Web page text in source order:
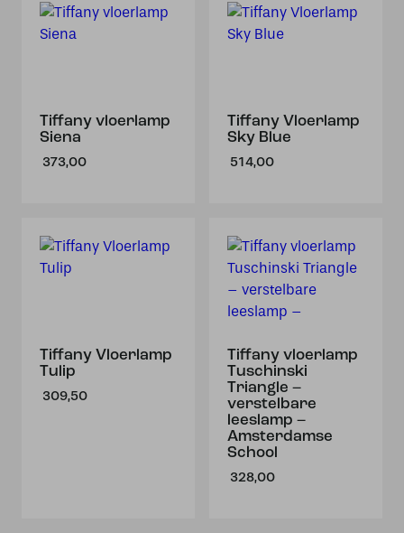
Tiffany vloerlamp
Siena
373,00
Tiffany Vloerlamp
Sky Blue
514,00
Tiffany Vloerlamp
Tulip
309,50
Tiffany vloerlamp
Tuschinski
Triangle –
verstelbare
leeslamp –
Amsterdamse
School
328,00